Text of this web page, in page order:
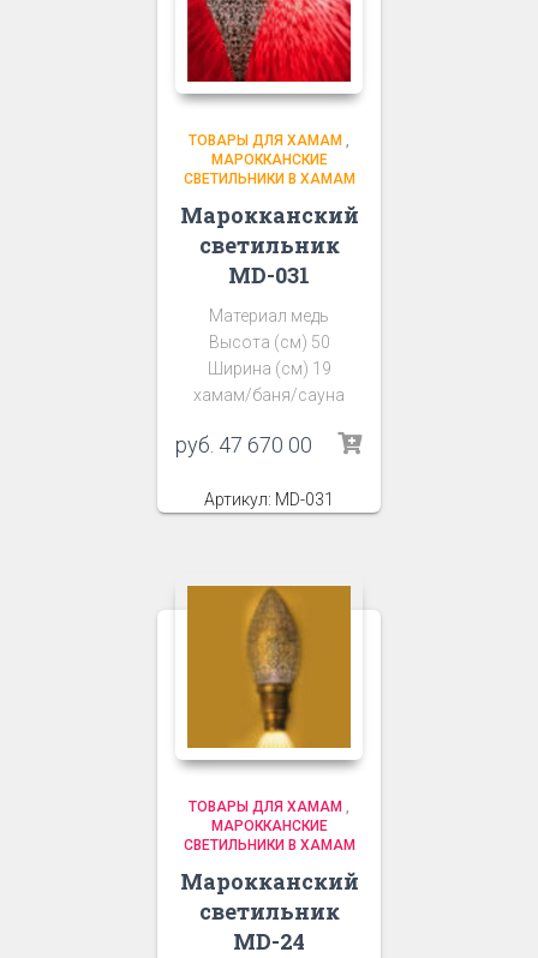
ТОВАРЫ ДЛЯ ХАМАМ ,
МАРОККАНСКИЕ
СВЕТИЛЬНИКИ В ХАМАМ
Марокканский
светильник
MD-031
Материал медь
Высота (см) 50
Ширина (см) 19
хамам/баня/сауна
руб. 47 670 00
Артикул: MD-031
ТОВАРЫ ДЛЯ ХАМАМ ,
МАРОККАНСКИЕ
СВЕТИЛЬНИКИ В ХАМАМ
Марокканский
светильник
MD-24